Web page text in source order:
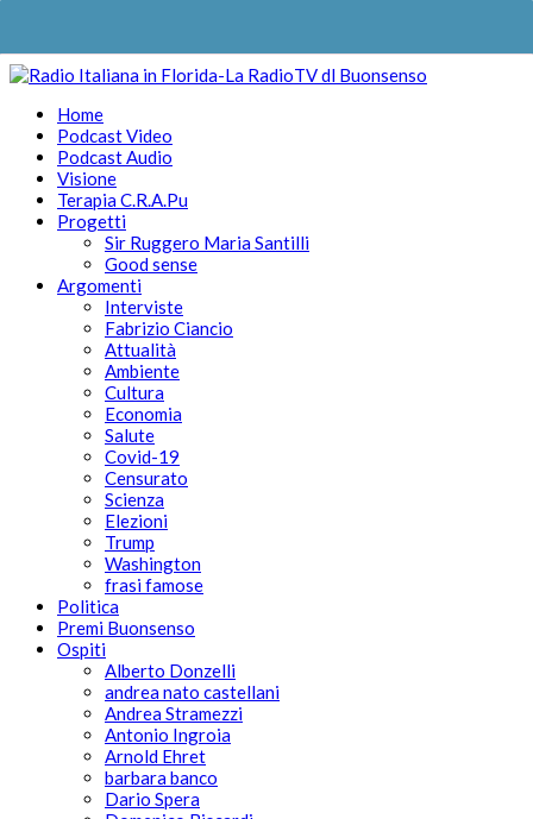
Home
Podcast Video
Podcast Audio
Visione
Terapia C.R.A.Pu
Progetti
Sir Ruggero Maria Santilli
Good sense
Argomenti
Interviste
Fabrizio Ciancio
Attualità
Ambiente
Cultura
Economia
Salute
Covid-19
Censurato
Scienza
Elezioni
Trump
Washington
frasi famose
Politica
Premi Buonsenso
Ospiti
Alberto Donzelli
andrea nato castellani
Andrea Stramezzi
Antonio Ingroia
Arnold Ehret
barbara banco
Dario Spera